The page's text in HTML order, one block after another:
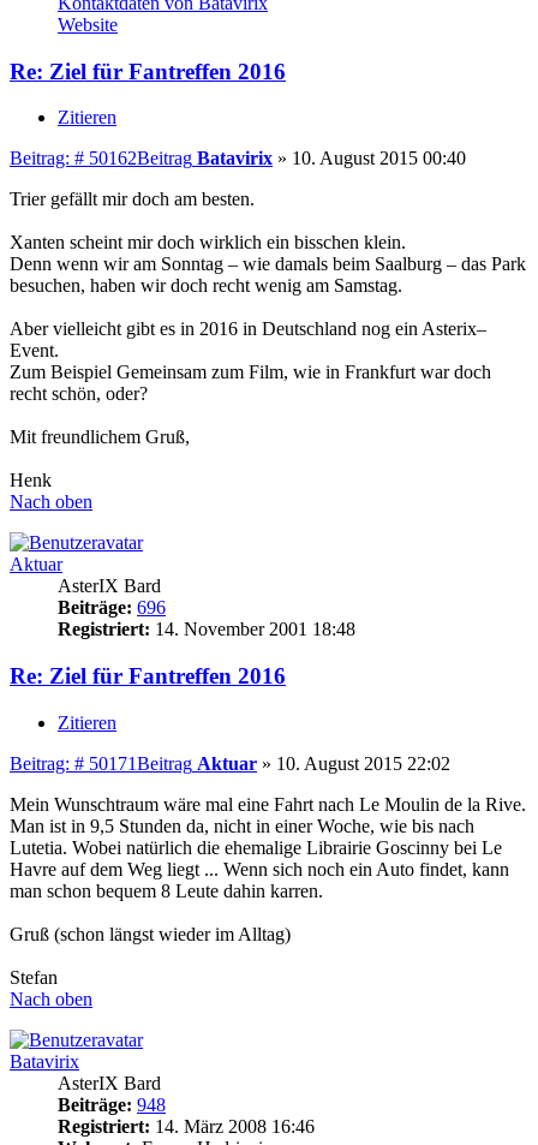
Website
Re: Ziel für Fantreffen 2016
Zitieren
Beitrag: # 50162Beitrag Batavirix » 10. August 2015 00:40
Trier gefällt mir doch am besten.
Xanten scheint mir doch wirklich ein bisschen klein.
Denn wenn wir am Sonntag – wie damals beim Saalburg – das Park
besuchen, haben wir doch recht wenig am Samstag.
Aber vielleicht gibt es in 2016 in Deutschland nog ein Asterix–
Event.
Zum Beispiel Gemeinsam zum Film, wie in Frankfurt war doch
recht schön, oder?
Mit freundlichem Gruß,
Henk
Nach oben
Aktuar
AsterIX Bard
Beiträge: 696
Registriert: 14. November 2001 18:48
Re: Ziel für Fantreffen 2016
Zitieren
Beitrag: # 50171Beitrag Aktuar » 10. August 2015 22:02
Mein Wunschtraum wäre mal eine Fahrt nach Le Moulin de la Rive.
Man ist in 9,5 Stunden da, nicht in einer Woche, wie bis nach
Lutetia. Wobei natürlich die ehemalige Librairie Goscinny bei Le
Havre auf dem Weg liegt ... Wenn sich noch ein Auto findet, kann
man schon bequem 8 Leute dahin karren.
Gruß (schon längst wieder im Alltag)
Stefan
Nach oben
Batavirix
AsterIX Bard
Beiträge: 948
Registriert: 14. März 2008 16:46